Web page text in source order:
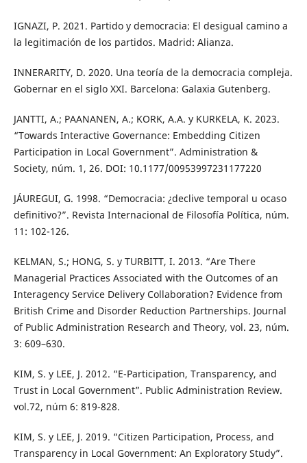
IGNAZI, P. 2021. Partido y democracia: El desigual camino a
la legitimación de los partidos. Madrid: Alianza.
INNERARITY, D. 2020. Una teoría de la democracia compleja.
Gobernar en el siglo XXI. Barcelona: Galaxia Gutenberg.
JANTTI, A.; PAANANEN, A.; KORK, A.A. y KURKELA, K. 2023.
“Towards Interactive Governance: Embedding Citizen
Participation in Local Government”. Administration &
Society, núm. 1, 26. DOI: 10.1177/00953997231177220
JÁUREGUI, G. 1998. “Democracia: ¿declive temporal u ocaso
definitivo?”. Revista Internacional de Filosofía Política, núm.
11: 102-126.
KELMAN, S.; HONG, S. y TURBITT, I. 2013. “Are There
Managerial Practices Associated with the Outcomes of an
Interagency Service Delivery Collaboration? Evidence from
British Crime and Disorder Reduction Partnerships. Journal
of Public Administration Research and Theory, vol. 23, núm.
3: 609–630.
KIM, S. y LEE, J. 2012. “E-Participation, Transparency, and
Trust in Local Government”. Public Administration Review.
vol.72, núm 6: 819-828.
KIM, S. y LEE, J. 2019. “Citizen Participation, Process, and
Transparency in Local Government: An Exploratory Study”.